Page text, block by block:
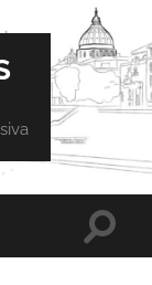
Toggle